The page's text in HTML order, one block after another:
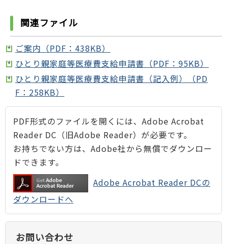
関連ファイル
ご案内（PDF：438KB）
ひとり親家庭等医療費支給申請書（PDF：95KB）
ひとり親家庭等医療費支給申請書（記入例）（PD
F：258KB）
PDF形式のファイルを開くには、Adobe Acrobat
Reader DC（旧Adobe Reader）が必要です。
お持ちでない方は、Adobe社から無償でダウンロー
ドできます。
Adobe Acrobat Reader DCの
ダウンロードへ
お問い合わせ